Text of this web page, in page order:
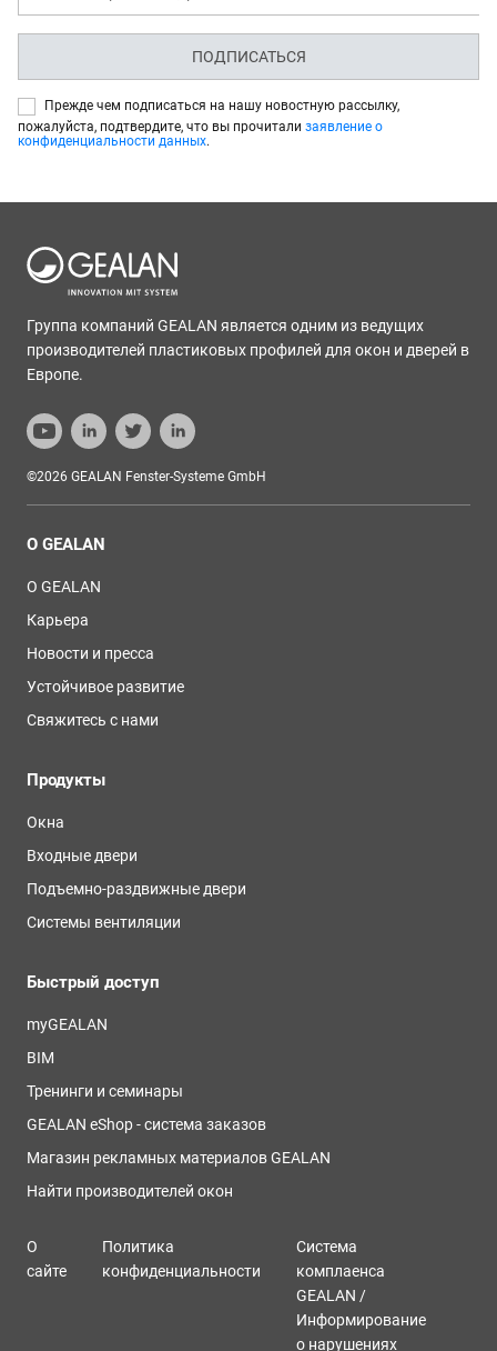
ПОДПИСАТЬСЯ
Прежде чем подписаться на нашу новостную рассылку,
пожалуйста, подтвердите, что вы прочитали заявление о
конфиденциальности данных.
Группа компаний GEALAN является одним из ведущих
производителей пластиковых профилей для окон и дверей в
Европе.
©2026 GEALAN Fenster-Systeme GmbH
О GEALAN
О GEALAN
Карьера
Новости и пресса
Устойчивое развитие
Свяжитесь с нами
Продукты
Окна
Входные двери
Подъемно-раздвижные двери
Системы вентиляции
Быстрый доступ
myGEALAN
BIM
Тренинги и семинары
GEALAN eShop - система заказов
Магазин рекламных материалов GEALAN
Найти производителей окон
О
сайте
Политика
конфиденциальности
Система
комплаенса
GEALAN /
Информирование
о нарушениях